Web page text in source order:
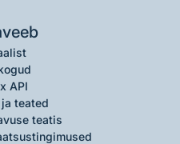
API
teated
teatis